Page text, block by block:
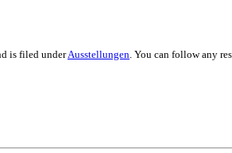
is filed underAusstellungen . You can follow any